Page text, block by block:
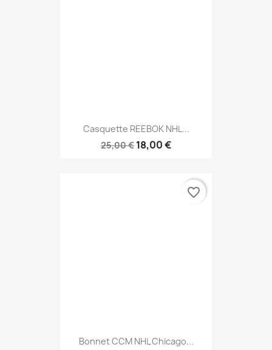
Casquette REEBOK NHL...
25,00 € 18,00 €
Bonnet CCM NHL Chicago...
favorite_border